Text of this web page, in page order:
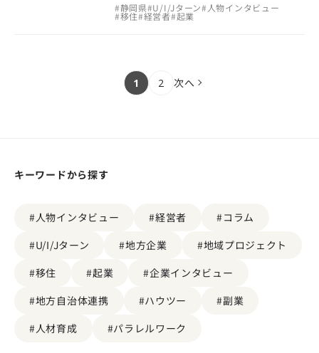
#静岡県#U/I/Jターン# 人物インタビュー
#移住#経営者#起業
1 2 次へ
キーワードから探す
#人物インタビュー #経営者
#コラム
#U/I/Jターン
#地方企業
#地域プロジェクト
#移住
#起業
#企業インタビュー
#地方自治体連携
#ハウツー
#副業
#人材育成
#パラレルワーク